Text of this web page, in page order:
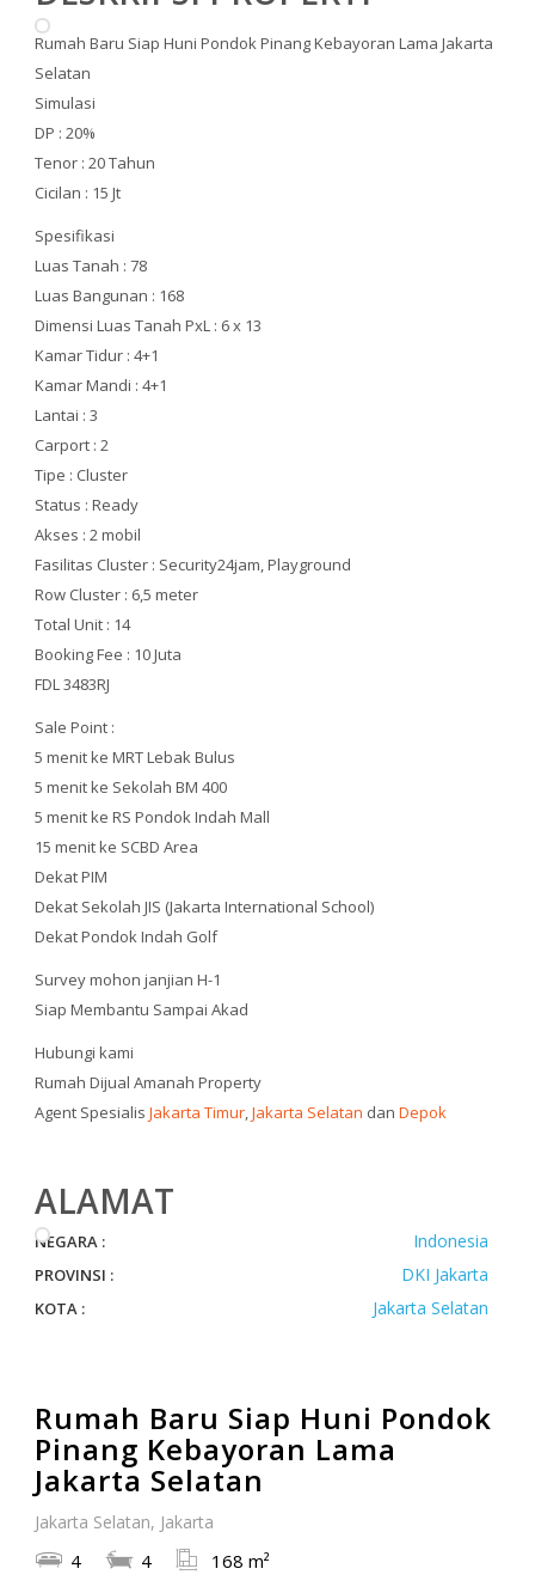
Rumah Baru Siap Huni Pondok Pinang Kebayoran Lama Jakarta
Selatan
Simulasi
DP : 20%
Tenor : 20 Tahun
Cicilan : 15 Jt
Spesifikasi
Luas Tanah : 78
Luas Bangunan : 168
Dimensi Luas Tanah PxL : 6 x 13
Kamar Tidur : 4+1
Kamar Mandi : 4+1
Lantai : 3
Carport : 2
Tipe : Cluster
Status : Ready
Akses : 2 mobil
Fasilitas Cluster : Security24jam, Playground
Row Cluster : 6,5 meter
Total Unit : 14
Booking Fee : 10 Juta
FDL 3483RJ
Sale Point :
5 menit ke MRT Lebak Bulus
5 menit ke Sekolah BM 400
5 menit ke RS Pondok Indah Mall
15 menit ke SCBD Area
Dekat PIM
Dekat Sekolah JIS (Jakarta International School)
Dekat Pondok Indah Golf
Survey mohon janjian H-1
Siap Membantu Sampai Akad
Hubungi kami
Rumah Dijual Amanah Property
Agent Spesialis Jakarta Timur,Jakarta Selatan dan Depok
ALAMAT
NEGARA : Indonesia
PROVINSI : DKI Jakarta
KOTA : Jakarta Selatan
Rumah Baru Siap Huni Pondok
Pinang Kebayoran Lama
Jakarta Selatan
Jakarta Selatan, Jakarta
4 4 168 m²